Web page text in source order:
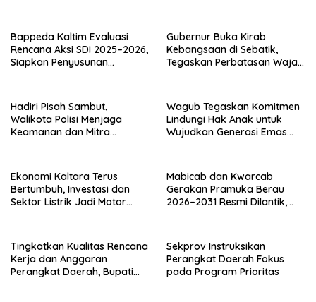
Bappeda Kaltim Evaluasi
Rencana Aksi SDI 2025–2026,
Siapkan Penyusunan
Gubernur Buka Kirab
Kebangsaan di Sebatik,
Tegaskan Perbatasan Wajah
Hadiri Pisah Sambut,
Walikota Polisi Menjaga
Keamanan dan Mitra
Wagub Tegaskan Komitmen
Lindungi Hak Anak untuk
Wujudkan Generasi Emas
Ekonomi Kaltara Terus
Bertumbuh, Investasi dan
Sektor Listrik Jadi Motor
Mabicab dan Kwarcab
Gerakan Pramuka Berau
2026–2031 Resmi Dilantik,
Tingkatkan Kualitas Rencana
Kerja dan Anggaran
Perangkat Daerah, Bupati
Sekprov Instruksikan
Perangkat Daerah Fokus
pada Program Prioritas